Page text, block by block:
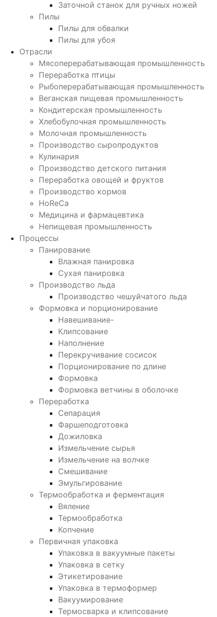
Заточной станок для ручных ножей
Пилы
Пилы для обвалки
Пилы для убоя
Отрасли
Мясоперерабатывающая промышленность
Переработка птицы
Рыбоперерабатывающая промышленность
Веганская пищевая промышленность
Кондитерская промышленность
Хлебобулочная промышленность
Молочная промышленность
Производство сыропродуктов
Кулинария
Производство детского питания
Переработка овощей и фруктов
Производство кормов
HoReCa
Медицина и фармацевтика
Непищевая промышленность
Процессы
Панирование
Влажная панировка
Сухая панировка
Производство льда
Производство чешуйчатого льда
Формовка и порционирование
Навешивание-
Клипсование
Наполнение
Перекручивание сосисок
Порционирование по длине
Формовка
Формовка ветчины в оболочке
Переработка
Сепарация
Фаршеподготовка
Дожиловка
Измельчение сырья
Измельчение на волчке
Смешивание
Эмульгирование
Термообработка и ферментация
Вяление
Термообработка
Копчение
Первичная упаковка
Упаковка в вакуумные пакеты
Упаковка в сетку
Этикетирование
Упаковка в термоформер
Вакуумирование
Термосварка и клипсование